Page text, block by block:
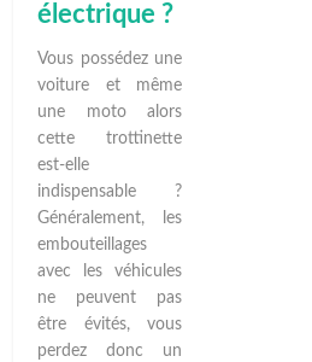
électrique ?
Vous possédez une
voiture et même
une moto alors
cette trottinette
est-elle
indispensable ?
Généralement, les
embouteillages
avec les véhicules
ne peuvent pas
être évités, vous
perdez donc un